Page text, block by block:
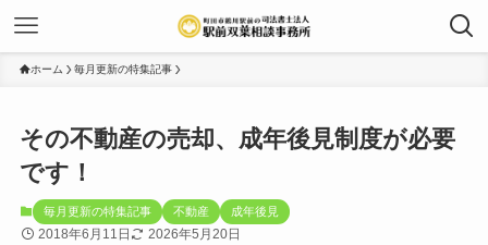
ホーム 毎月更新の特集記事
その不動産の売却、成年後見制度が必要
です！
毎月更新の特集記事 不動産 成年後見
2018年6月11日 2026年5月20日